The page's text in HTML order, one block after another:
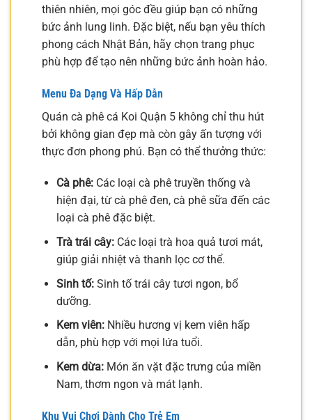
thiên nhiên, mọi góc đều giúp bạn có những
bức ảnh lung linh. Đặc biệt, nếu bạn yêu thích
phong cách Nhật Bản, hãy chọn trang phục
phù hợp để tạo nên những bức ảnh hoàn hảo.
Menu Đa Dạng Và Hấp Dẫn
Quán cà phê cá Koi Quận 5 không chỉ thu hút
bởi không gian đẹp mà còn gây ấn tượng với
thực đơn phong phú. Bạn có thể thưởng thức:
Cà phê:Các loại cà phê truyền thống và
hiện đại, từ cà phê đen, cà phê sữa đến các
loại cà phê đặc biệt.
Trà trái cây:Các loại trà hoa quả tươi mát,
giúp giải nhiệt và thanh lọc cơ thể.
Sinh tố:Sinh tố trái cây tươi ngon, bổ
dưỡng.
Kem viên:Nhiều hương vị kem viên hấp
dẫn, phù hợp với mọi lứa tuổi.
Kem dừa:Món ăn vặt đặc trưng của miền
Nam, thơm ngon và mát lạnh.
Khu Vui Chơi Dành Cho Trẻ Em